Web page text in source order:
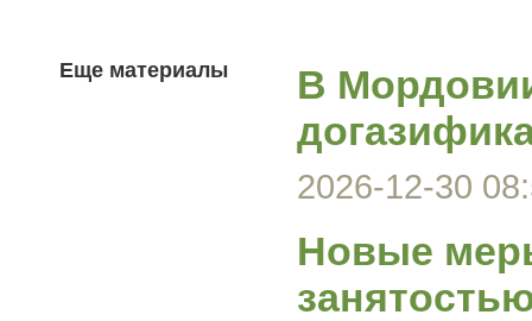
Еще материалы
В
2026-12-30
Новые